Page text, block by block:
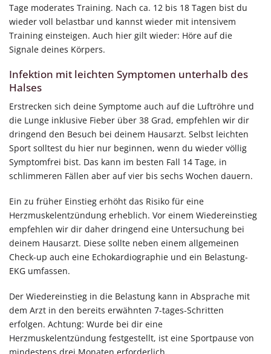
Tage moderates Training. Nach ca. 12 bis 18 Tagen bist du
wieder voll belastbar und kannst wieder mit intensivem
Training einsteigen. Auch hier gilt wieder: Höre auf die
Signale deines Körpers.
Infektion mit leichten Symptomen unterhalb des
Halses
Erstrecken sich deine Symptome auch auf die Luftröhre und
die Lunge inklusive Fieber über 38 Grad, empfehlen wir dir
dringend den Besuch bei deinem Hausarzt. Selbst leichten
Sport solltest du hier nur beginnen, wenn du wieder völlig
Symptomfrei bist. Das kann im besten Fall 14 Tage, in
schlimmeren Fällen aber auf vier bis sechs Wochen dauern.
Ein zu früher Einstieg erhöht das Risiko für eine
Herzmuskelentzündung erheblich. Vor einem Wiedereinstieg
empfehlen wir dir daher dringend eine Untersuchung bei
deinem Hausarzt. Diese sollte neben einem allgemeinen
Check-up auch eine Echokardiographie und ein Belastung-
EKG umfassen.
Der Wiedereinstieg in die Belastung kann in Absprache mit
dem Arzt in den bereits erwähnten 7-tages-Schritten
erfolgen. Achtung: Wurde bei dir eine
Herzmuskelentzündung festgestellt, ist eine Sportpause von
mindestens drei Monaten erforderlich.